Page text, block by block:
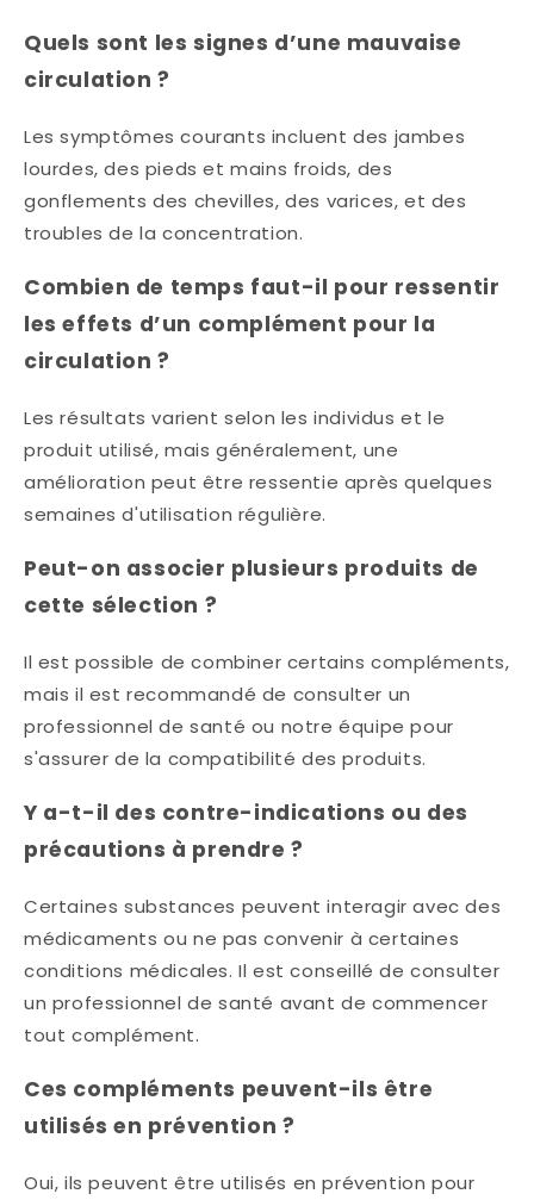
Quels sont les signes d’une mauvaise
circulation ?
Les symptômes courants incluent des jambes
lourdes, des pieds et mains froids, des
gonflements des chevilles, des varices, et des
troubles de la concentration.​
Combien de temps faut-il pour ressentir
les effets d’un complément pour la
circulation ?
Les résultats varient selon les individus et le
produit utilisé, mais généralement, une
amélioration peut être ressentie après quelques
semaines d'utilisation régulière.​
Peut-on associer plusieurs produits de
cette sélection ?
Il est possible de combiner certains compléments,
mais il est recommandé de consulter un
professionnel de santé ou notre équipe pour
s'assurer de la compatibilité des produits.​
Y a-t-il des contre-indications ou des
précautions à prendre ?
Certaines substances peuvent interagir avec des
médicaments ou ne pas convenir à certaines
conditions médicales. Il est conseillé de consulter
un professionnel de santé avant de commencer
tout complément.​
Ces compléments peuvent-ils être
utilisés en prévention ?
Oui, ils peuvent être utilisés en prévention pour